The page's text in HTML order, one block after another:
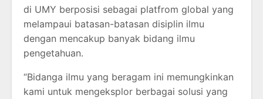
di UMY berposisi sebagai platfrom global yang
melampaui batasan-batasan disiplin ilmu
dengan mencakup banyak bidang ilmu
pengetahuan.
“Bidanga ilmu yang beragam ini memungkinkan
kami untuk mengeksplor berbagai solusi yang